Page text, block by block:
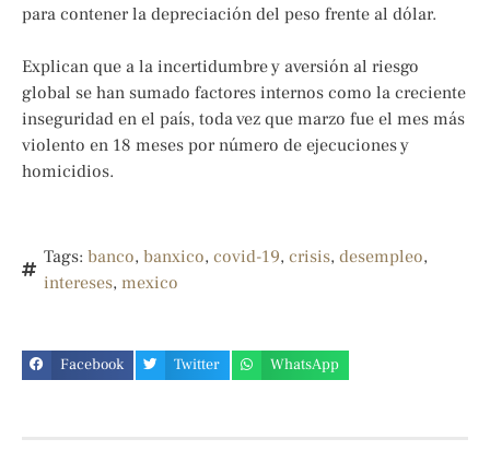
para contener la depreciación del peso frente al dólar.
Explican que a la incertidumbre y aversión al riesgo
global se han sumado factores internos como la creciente
inseguridad en el país, toda vez que marzo fue el mes más
violento en 18 meses por número de ejecuciones y
homicidios.
Tags: banco, banxico, covid-19, crisis, desempleo,
intereses, mexico
Facebook Twitter WhatsApp